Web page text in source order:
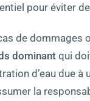
pour éviter
de dommages
dominant qui
d’eau due
la